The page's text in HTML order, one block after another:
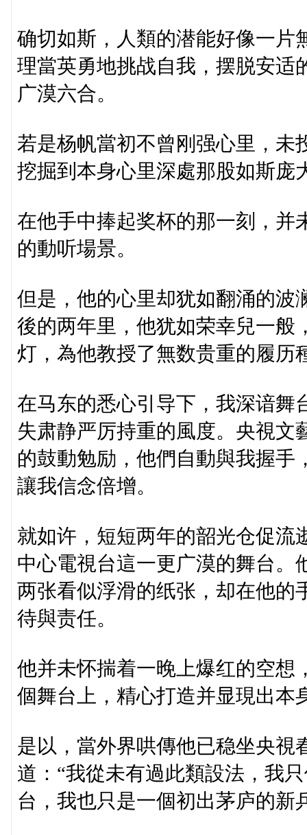
确切如斯，人類的潜能好像一片
理當英勇地挑战自我，摆脱安适
广漠六合。
若是杨帆當初不曾刚强心里，未
挖掘到本身心里深處那股如斯庞
在他手中捧起奖杯的那一刻，并
的動听場景。
但是，他的心里却犹如翻涌的波
後的两年里，他犹如荣幸兒一般
灯，為他教授了無数贵重的履历
在马东的悉心引导下，我深谙舞
失肃静严厉持重的風度。央視文
的鼓動勉励，他們自動與我握手
讓我信念倍增。
就如许，短短两年的韶光仓促流
中心電視台這一更广漠的舞台。
两张看似浮滑的纸张，却在他的
待與责任。
他并未怀揣着一晚上爆红的空想
個舞台上，精心打造并显現出本
是以，當外界哄傳他已稳坐央視
道：“我從未有過此類設法，我
台，我也只是一個初出茅庐的新